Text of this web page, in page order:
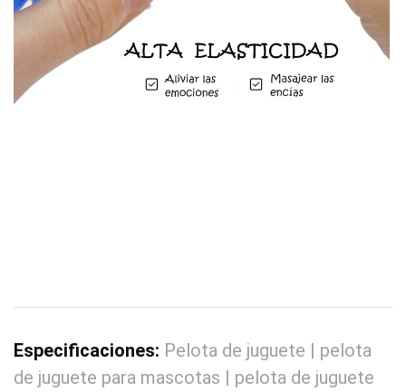
Especificaciones: Pelota de juguete | pelota
de juguete para mascotas | pelota de juguete